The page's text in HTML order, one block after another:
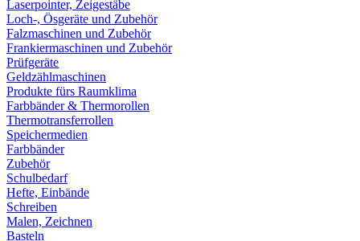
Laserpointer, Zeigestäbe
Loch-, Ösgeräte und Zubehör
Falzmaschinen und Zubehör
Frankiermaschinen und Zubehör
Prüfgeräte
Geldzählmaschinen
Produkte fürs Raumklima
Farbbänder & Thermorollen
Thermotransferrollen
Speichermedien
Farbbänder
Zubehör
Schulbedarf
Hefte, Einbände
Schreiben
Malen, Zeichnen
Basteln